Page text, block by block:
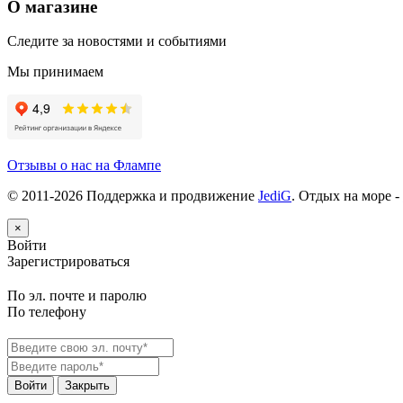
О магазине
Следите за новостями и событиями
Мы принимаем
Отзывы о нас на Флампе
© 2011-2026 Поддержка и продвижение JediG. Отдых на море -
×
Войти
Зарегистрироваться
По эл. почте и паролю
По телефону
Войти Закрыть